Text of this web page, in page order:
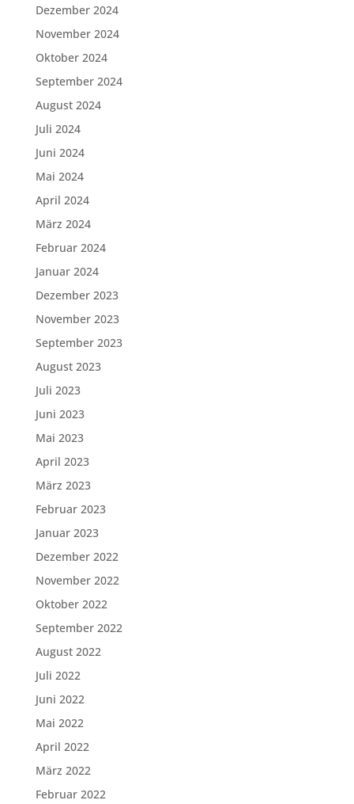
Dezember 2024
November 2024
Oktober 2024
September 2024
August 2024
Juli 2024
Juni 2024
Mai 2024
April 2024
März 2024
Februar 2024
Januar 2024
Dezember 2023
November 2023
September 2023
August 2023
Juli 2023
Juni 2023
Mai 2023
April 2023
März 2023
Februar 2023
Januar 2023
Dezember 2022
November 2022
Oktober 2022
September 2022
August 2022
Juli 2022
Juni 2022
Mai 2022
April 2022
März 2022
Februar 2022